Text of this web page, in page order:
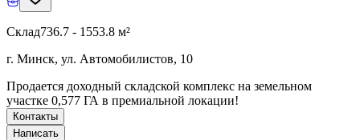
Склад736.7 - 1553.8 м²
г. Минск, ул. Автомобилистов, 10
Продается доходный складской комплекс на земельном
участке 0,577 ГА в премиальной локации!
Контакты
Написать